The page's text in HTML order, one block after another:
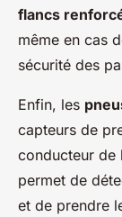
flancs
même en cas
sécurité des
Enfin, les
capteurs de
conducteur de
permet de
et de prendre